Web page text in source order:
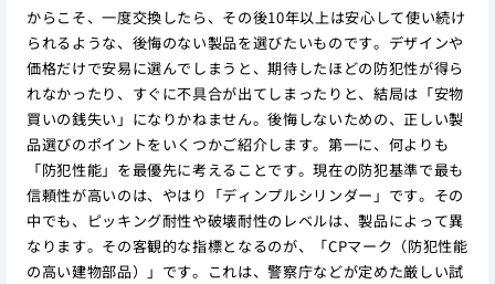
からこそ、一度交換したら、その後10年以上は安心して使い続け
られるような、後悔のない製品を選びたいものです。デザインや
価格だけで安易に選んでしまうと、期待したほどの防犯性が得ら
れなかったり、すぐに不具合が出てしまったりと、結局は「安物
買いの銭失い」になりかねません。後悔しないための、正しい製
品選びのポイントをいくつかご紹介します。第一に、何よりも
「防犯性能」を最優先に考えることです。現在の防犯基準で最も
信頼性が高いのは、やはり「ディンプルシリンダー」です。その
中でも、ピッキング耐性や破壊耐性のレベルは、製品によって異
なります。その客観的な指標となるのが、「CPマーク（防犯性能
の高い建物部品）」です。これは、警察庁などが定めた厳しい試